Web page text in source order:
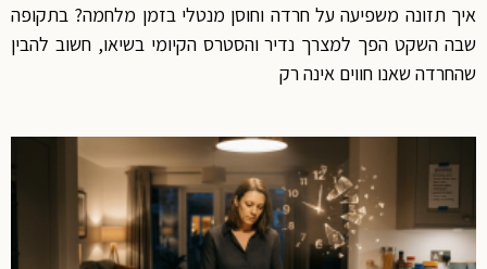
איך תזונה משפיעה על חרדה וחוסן מנטלי בזמן מלחמה? בתקופה
שבה השקט הפך למצרך נדיר והסטרס הקיומי בשיאו, חשוב להבין
שהחרדה שאנו חווים אינה רק